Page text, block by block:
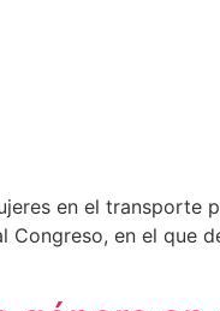
en el transporte
en el que